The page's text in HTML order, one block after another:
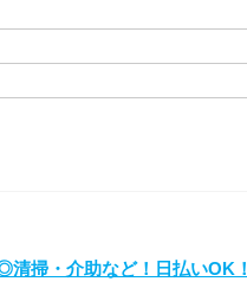
清掃・介助など！日払いOK！